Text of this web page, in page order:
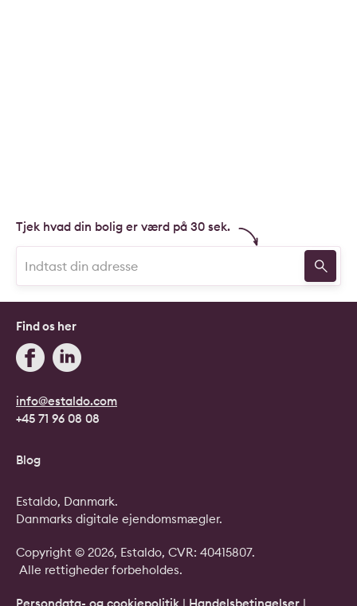
Tjek hvad din bolig er værd på 30 sek.
info@estaldo.com
+45 71 96 08 08
Find os her
Blog
Copyright © 2026, Estaldo, CVR: 40415807.
Alle rettigheder forbeholdes.
Persondata- og cookiepolitik | Handelsbetingelser |
Estaldo, Danmark.
Danmarks digitale ejendomsmægler.